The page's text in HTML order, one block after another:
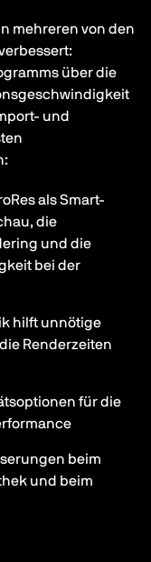
mehreren von den
über die
und
als Smart-
die
und die
bei der
hilft unnötige
Renderzeiten
für die
beim
und beim